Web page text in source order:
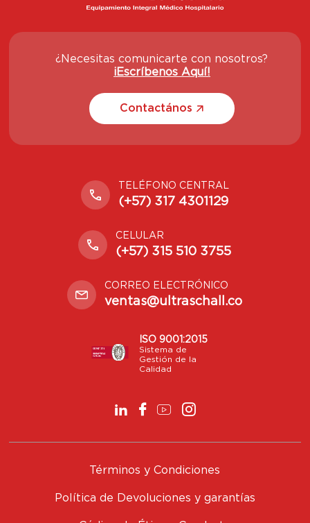
¿Necesitas comunicarte con nosotros?
¡Escríbenos Aquí!
Contactános
TELÉFONO CENTRAL
(+57) 317 4301129
CELULAR
(+57) 315 510 3755
CORREO ELECTRÓNICO
ventas@ultraschall.co
ISO 9001:2015
Sistema de
Gestión de la
Calidad
Términos y Condiciones
Política de Devoluciones y garantías